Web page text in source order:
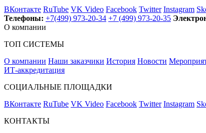
ВКонтакте RuTube VK Video Facebook Twitter Instagram
Телефоны: +7(499) 973-20-34 +7 (499) 973-20-35
О компании
ТОП СИСТЕМЫ
О компании Наши заказчики История Новости
ИТ-аккредитация
СОЦИАЛЬНЫЕ ПЛОЩАДКИ
ВКонтакте RuTube VK Video Facebook Twitter Instagram
КОНТАКТЫ